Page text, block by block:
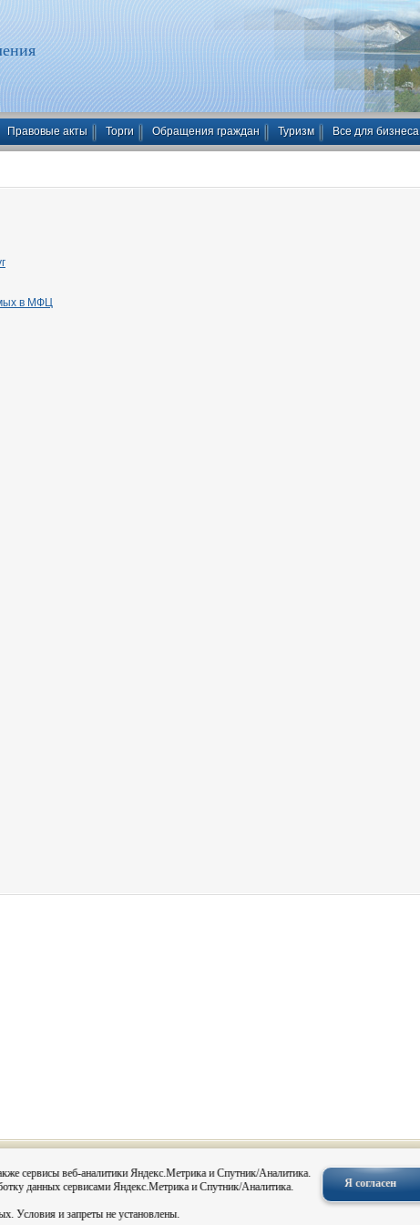
сервисы веб-аналитики Яндекс.Метрика и Спутник/Аналитика.
данных сервисами Яндекс.Метрика и Спутник/Аналитика.
Условия и запреты не установлены.
Я согласен
Правовые акты Торги Обращения граждан Туризм Все для бизнеса
в МФЦ
в соответствии с 152-ФЗ О персональных данных и
администрации города Кировска «О персональных
в администрации муниципального округа город Кировск
и запреты не установлены.